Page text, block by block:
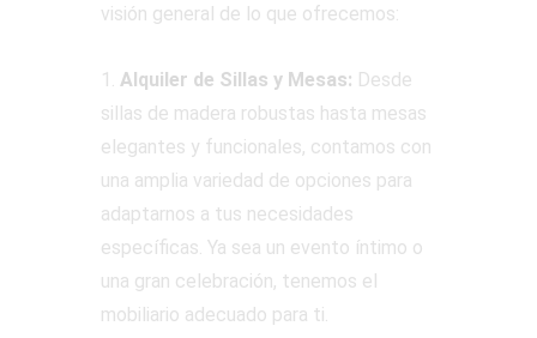
visión general de lo que ofrecemos:
1. Alquiler de Sillas y Mesas: Desde
sillas de madera robustas hasta mesas
elegantes y funcionales, contamos con
una amplia variedad de opciones para
adaptarnos a tus necesidades
específicas. Ya sea un evento íntimo o
una gran celebración, tenemos el
mobiliario adecuado para ti.